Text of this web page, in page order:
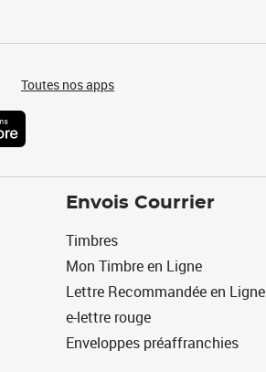
Toutes nos apps
Envois Courrier
Timbres
Mon Timbre en Ligne
Lettre Recommandée en Ligne
e-lettre rouge
Enveloppes préaffranchies